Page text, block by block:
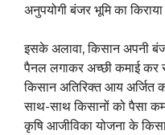
अनुपयोगी बंजर भूमि का
इसके अलावा, किसान अपनी
पैनल लगाकर अच्छी कमाई
किसान अतिरिक्त आय अर्जित
साथ-साथ किसानों को पैसा
कृषि आजीविका योजना के